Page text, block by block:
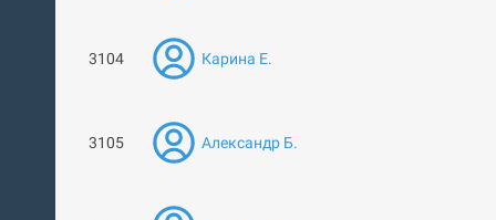
3104 Карина Е.
3105 Александр Б.